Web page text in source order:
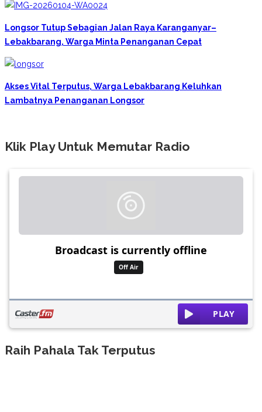
Longsor Tutup Sebagian Jalan Raya Karanganyar–
Lebakbarang, Warga Minta Penanganan Cepat
Akses Vital Terputus, Warga Lebakbarang Keluhkan
Lambatnya Penanganan Longsor
Klik Play Untuk Memutar Radio
Raih Pahala Tak Terputus